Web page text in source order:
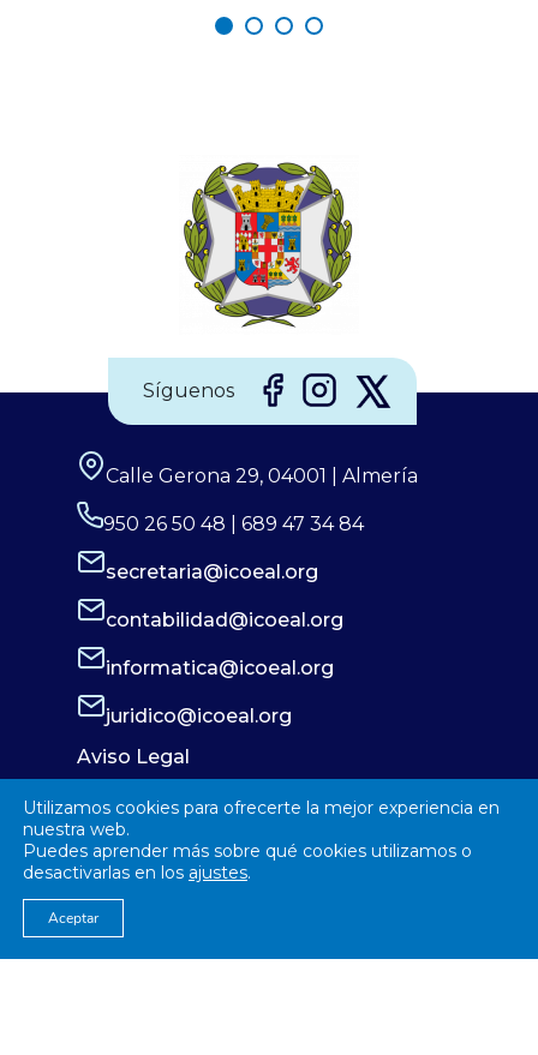
estos eventos será fascinante, pero la seguridad visual
(CGE), junto a la Sociedad Española de Enfermería
Oftalmológica (SEEOF) y el Hospital Ramón y Cajal de
Madrid, han puesto en marcha diferentes materiales
Síguenos
Calle Gerona 29, 04001 | Almería
950 26 50 48 | 689 47 34 84
secretaria@icoeal.org
contabilidad@icoeal.org
informatica@icoeal.org
juridico@icoeal.org
Aviso Legal
Política de Cookies
© 2026
Utilizamos cookies para ofrecerte la mejor experiencia en
nuestra web.
Puedes aprender más sobre qué cookies utilizamos o
desactivarlas en los ajustes.
Aceptar